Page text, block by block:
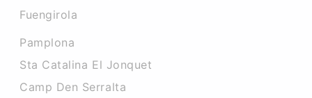
Fuengirola
Pamplona
Sta Catalina El Jonquet
Camp Den Serralta